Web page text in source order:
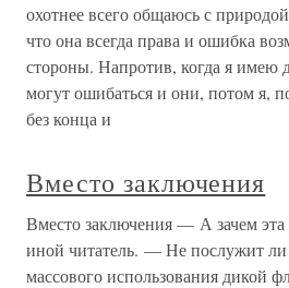
охотнее всего общаюсь с
что она всегда права и ошибка
стороны. Напротив, когда я имею
могут ошибаться и они, потом я,
без конца и
Вместо заключения
Вместо заключения — А зачем
иной читатель. — Не послужит ли
массового использования дикой